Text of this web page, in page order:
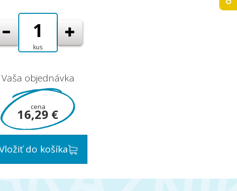
kus
Vaša objednávka
cena
16,29 €
do košíka